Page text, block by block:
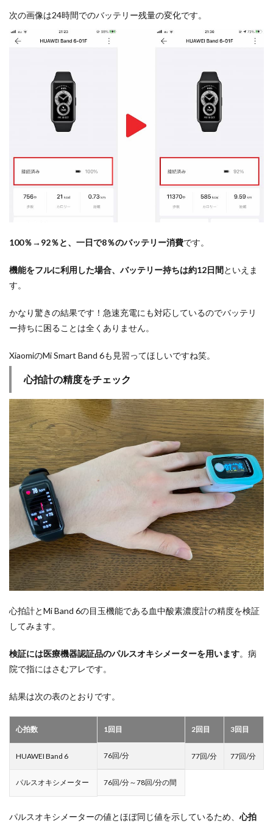
次の画像は24時間でのバッテリー残量の変化です。
100％→92％と、一日で8％のバッテリー消費です。
機能をフルに利用した場合、バッテリー持ちは約12日間といえま
す。
かなり驚きの結果です！急速充電にも対応しているのでバッテリ
ー持ちに困ることは全くありません。
XiaomiのMi Smart Band 6も見習ってほしいですね笑。
心拍計の精度をチェック
心拍計とMi Band 6の目玉機能である血中酸素濃度計の精度を検証
してみます。
検証には医療機器認証品のパルスオキシメーターを用います。病
院で指にはさむアレです。
結果は次の表のとおりです。
心拍数 1回目 2回目 3回目
HUAWEI Band 6 76回/分 77回/分 77回/分
パルスオキシメーター 76回/分～78回/分の間
パルスオキシメーターの値とほぼ同じ値を示しているため、 心拍